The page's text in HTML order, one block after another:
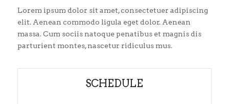
Lorem ipsum dolor sit amet, consectetuer adipiscing
elit. Aenean commodo ligula eget dolor. Aenean
massa. Cum sociis natoque penatibus et magnis dis
parturient montes, nascetur ridiculus mus.
SCHEDULE